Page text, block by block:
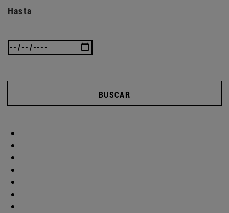
Hasta
BUSCAR